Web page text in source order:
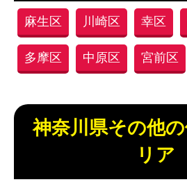
麻生区 川崎区 幸区
多摩区 中原区 宮前区
神奈川県その他
リア